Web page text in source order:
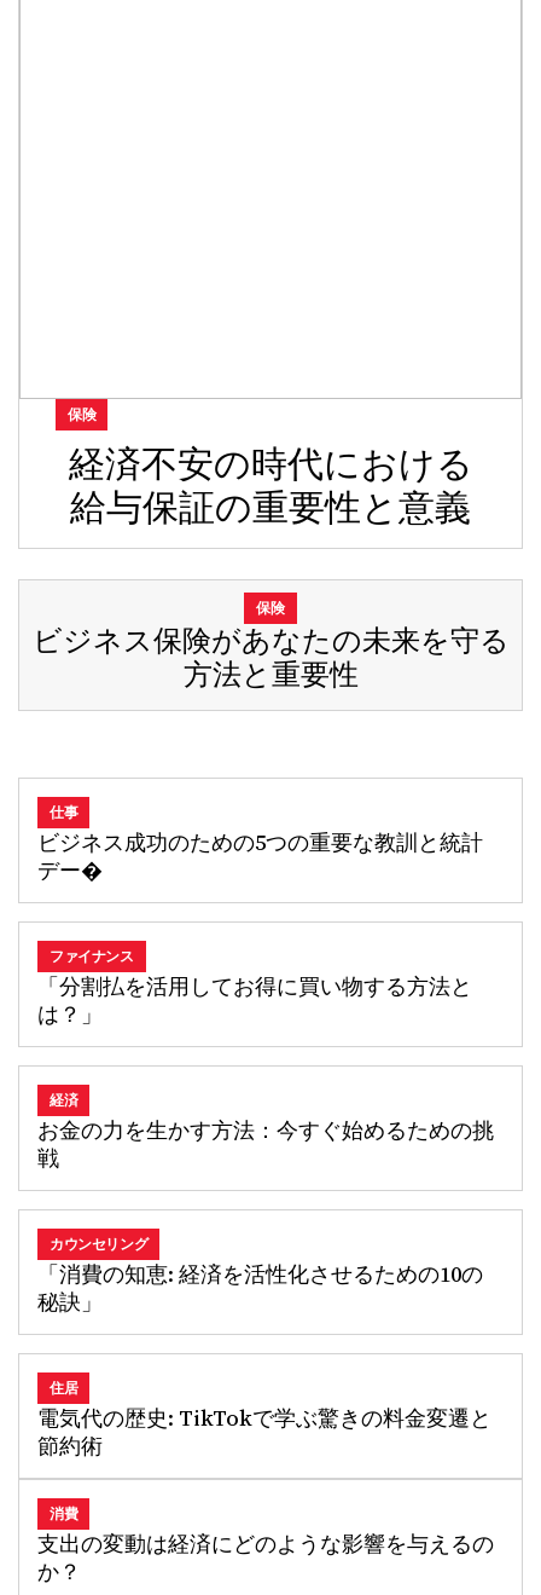
経済不安の時代における
給与保証の重要性と意義
保険
ビジネス保険があなたの未来を守る
方法と重要性
保険
ビジネス成功のための5つの重要な教訓と統計
デー�
仕事
「分割払を活用してお得に買い物する方法と
は？」
ファイナンス
お金の力を生かす方法：今すぐ始めるための挑
戦
経済
「消費の知恵: 経済を活性化させるための10の
秘訣」
カウンセリング
電気代の歴史: TikTokで学ぶ驚きの料金変遷と
節約術
住居
支出の変動は経済にどのような影響を与えるの
か？
消費